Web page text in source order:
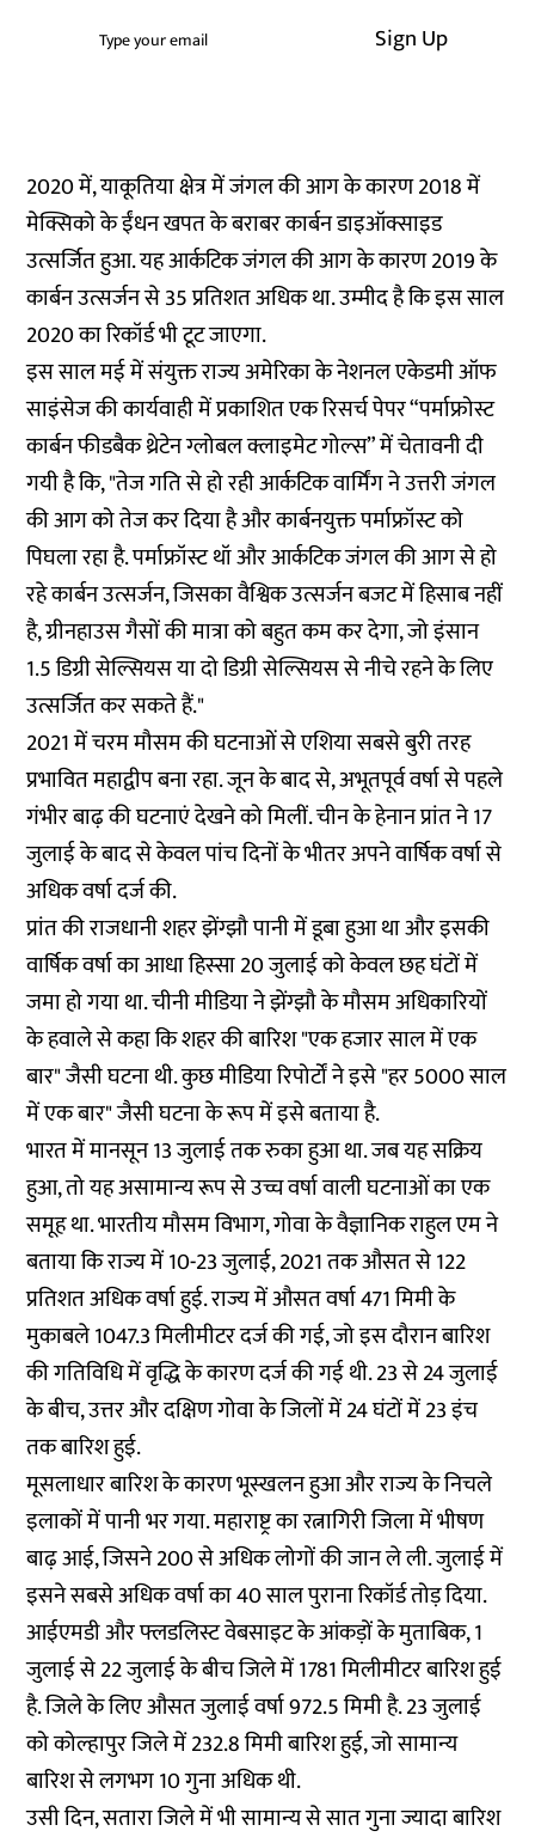
Sign Up
2020 में, याकूतिया क्षेत्र में जंगल की आग के कारण 2018 में
मेक्सिको के ईंधन खपत के बराबर कार्बन डाइऑक्साइड
उत्सर्जित हुआ. यह आर्कटिक जंगल की आग के कारण 2019 के
कार्बन उत्सर्जन से 35 प्रतिशत अधिक था. उम्मीद है कि इस साल
2020 का रिकॉर्ड भी टूट जाएगा.
इस साल मई में संयुक्त राज्य अमेरिका के नेशनल एकेडमी ऑफ
साइंसेज की कार्यवाही में प्रकाशित एक रिसर्च पेपर “पर्माफ्रोस्ट
कार्बन फीडबैक थ्रेटेन ग्लोबल क्लाइमेट गोल्स” में चेतावनी दी
गयी है कि, "तेज गति से हो रही आर्कटिक वार्मिंग ने उत्तरी जंगल
की आग को तेज कर दिया है और कार्बनयुक्त पर्माफ्रॉस्ट को
पिघला रहा है. पर्माफ्रॉस्ट थॉ और आर्कटिक जंगल की आग से हो
रहे कार्बन उत्सर्जन, जिसका वैश्विक उत्सर्जन बजट में हिसाब नहीं
है, ग्रीनहाउस गैसों की मात्रा को बहुत कम कर देगा, जो इंसान
1.5 डिग्री सेल्सियस या दो डिग्री सेल्सियस से नीचे रहने के लिए
उत्सर्जित कर सकते हैं."
2021 में चरम मौसम की घटनाओं से एशिया सबसे बुरी तरह
प्रभावित महाद्वीप बना रहा. जून के बाद से, अभूतपूर्व वर्षा से पहले
गंभीर बाढ़ की घटनाएं देखने को मिलीं. चीन के हेनान प्रांत ने 17
जुलाई के बाद से केवल पांच दिनों के भीतर अपने वार्षिक वर्षा से
अधिक वर्षा दर्ज की.
प्रांत की राजधानी शहर झेंग्झौ पानी में डूबा हुआ था और इसकी
वार्षिक वर्षा का आधा हिस्सा 20 जुलाई को केवल छह घंटों में
जमा हो गया था. चीनी मीडिया ने झेंग्झौ के मौसम अधिकारियों
के हवाले से कहा कि शहर की बारिश "एक हजार साल में एक
बार" जैसी घटना थी. कुछ मीडिया रिपोर्टों ने इसे "हर 5000 साल
में एक बार" जैसी घटना के रूप में इसे बताया है.
भारत में मानसून 13 जुलाई तक रुका हुआ था. जब यह सक्रिय
हुआ, तो यह असामान्य रूप से उच्च वर्षा वाली घटनाओं का एक
समूह था. भारतीय मौसम विभाग, गोवा के वैज्ञानिक राहुल एम ने
बताया कि राज्य में 10-23 जुलाई, 2021 तक औसत से 122
प्रतिशत अधिक वर्षा हुई. राज्य में औसत वर्षा 471 मिमी के
मुकाबले 1047.3 मिलीमीटर दर्ज की गई, जो इस दौरान बारिश
की गतिविधि में वृद्धि के कारण दर्ज की गई थी. 23 से 24 जुलाई
के बीच, उत्तर और दक्षिण गोवा के जिलों में 24 घंटों में 23 इंच
तक बारिश हुई.
मूसलाधार बारिश के कारण भूस्खलन हुआ और राज्य के निचले
इलाकों में पानी भर गया. महाराष्ट्र का रत्नागिरी जिला में भीषण
बाढ़ आई, जिसने 200 से अधिक लोगों की जान ले ली. जुलाई में
इसने सबसे अधिक वर्षा का 40 साल पुराना रिकॉर्ड तोड़ दिया.
आईएमडी और फ्लडलिस्ट वेबसाइट के आंकड़ों के मुताबिक, 1
जुलाई से 22 जुलाई के बीच जिले में 1781 मिलीमीटर बारिश हुई
है. जिले के लिए औसत जुलाई वर्षा 972.5 मिमी है. 23 जुलाई
को कोल्हापुर जिले में 232.8 मिमी बारिश हुई, जो सामान्य
बारिश से लगभग 10 गुना अधिक थी.
उसी दिन, सतारा जिले में भी सामान्य से सात गुना ज्यादा बारिश